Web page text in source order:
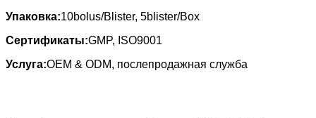
Упаковка:10bolus/Blister, 5blister/Box
Сертификаты:GMP, ISO9001
Услуга:OEM & ODM, послепродажная служба